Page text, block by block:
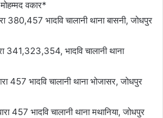
वकार*
भादवि चालानी थाना बासनी, जोधपुर
भादवि चालानी थाना
भादवि चालानी थाना भोजासर, जोधपुर
भादवि चालानी थाना मथानिया, जोधपुर